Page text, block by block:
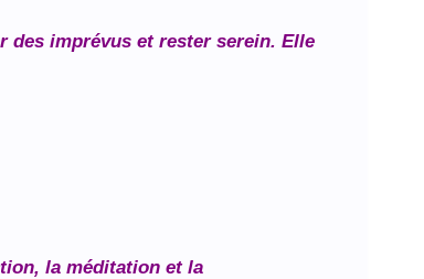
des imprévus et rester serein. Elle
la méditation et la